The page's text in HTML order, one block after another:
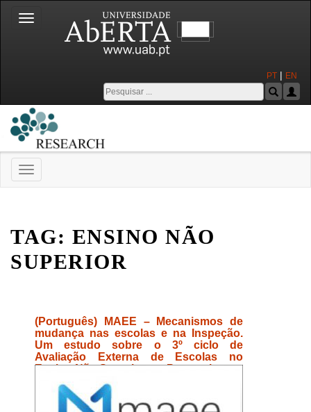
Toggle
navigation
PT | EN
Toggle
navigation
TAG: ENSINO NÃO
SUPERIOR
(Português) MAEE – Mecanismos de
mudança nas escolas e na Inspeção.
Um estudo sobre o 3º ciclo de
Avaliação Externa de Escolas no
Ensino Não Superior em Portugal